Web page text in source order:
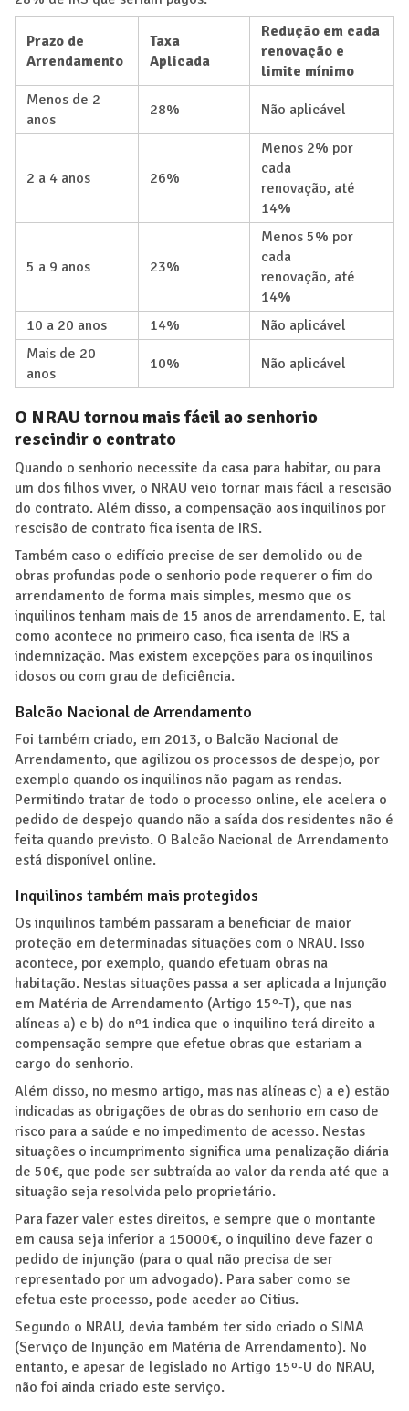
Prazo de
Arrendamento
Taxa
Aplicada
Redução em cada
renovação e
limite mínimo
Menos de 2
anos
28% Não aplicável
2 a 4 anos 26%
Menos 2% por
cada
renovação, até
14%
5 a 9 anos 23%
Menos 5% por
cada
renovação, até
14%
10 a 20 anos
14%
Não aplicável
Mais de 20
anos
10% Não aplicável
O NRAU tornou mais fácil ao senhorio
rescindir o contrato
Quando o senhorio necessite da casa para habitar, ou para
um dos filhos viver, o NRAU veio tornar mais fácil a rescisão
do contrato. Além disso, a compensação aos inquilinos por
rescisão de contrato fica isenta de IRS.
Também caso o edifício precise de ser demolido ou de
obras profundas pode o senhorio pode requerer o fim do
arrendamento de forma mais simples, mesmo que os
inquilinos tenham mais de 15 anos de arrendamento. E, tal
como acontece no primeiro caso, fica isenta de IRS a
indemnização. Mas existem excepções para os inquilinos
idosos ou com grau de deficiência.
Balcão Nacional de Arrendamento
Foi também criado, em 2013, o Balcão Nacional de
Arrendamento, que agilizou os processos de despejo, por
exemplo quando os inquilinos não pagam as rendas.
Permitindo tratar de todo o processo online, ele acelera o
pedido de despejo quando não a saída dos residentes não é
feita quando previsto. O Balcão Nacional de Arrendamento
está disponível online.
Inquilinos também mais protegidos
Os inquilinos também passaram a beneficiar de maior
proteção em determinadas situações com o NRAU. Isso
acontece, por exemplo, quando efetuam obras na
habitação. Nestas situações passa a ser aplicada a Injunção
em Matéria de Arrendamento (Artigo 15º-T), que nas
alíneas a) e b) do nº1 indica que o inquilino terá direito a
compensação sempre que efetue obras que estariam a
cargo do senhorio.
Além disso, no mesmo artigo, mas nas alíneas c) a e) estão
indicadas as obrigações de obras do senhorio em caso de
risco para a saúde e no impedimento de acesso. Nestas
situações o incumprimento significa uma penalização diária
de 50€, que pode ser subtraída ao valor da renda até que a
situação seja resolvida pelo proprietário.
Para fazer valer estes direitos, e sempre que o montante
em causa seja inferior a 15000€, o inquilino deve fazer o
pedido de injunção (para o qual não precisa de ser
representado por um advogado). Para saber como se
efetua este processo, pode aceder ao Citius.
Segundo o NRAU, devia também ter sido criado o SIMA
(Serviço de Injunção em Matéria de Arrendamento). No
entanto, e apesar de legislado no Artigo 15º-U do NRAU,
não foi ainda criado este serviço.